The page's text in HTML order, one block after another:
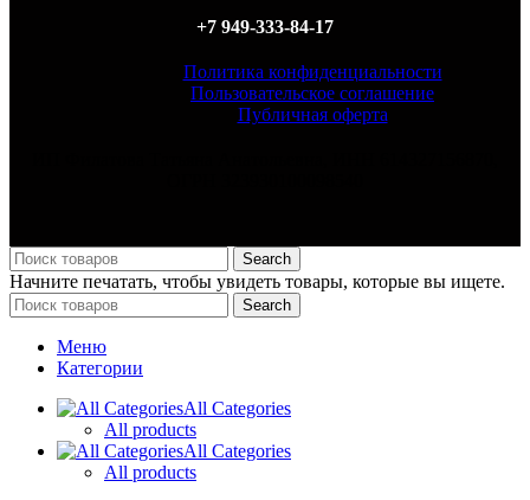
+7 949-333-84-17
Политика конфиденциальности
Пользовательское соглашение
Публичная оферта
Search
Начните печатать, чтобы увидеть товары, которые вы ищете.
Search
Меню
Категории
All Categories
All products
All Categories
All products